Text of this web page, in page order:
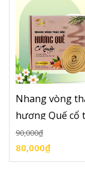
Nhang vòng
hương Quế cổ
24h Hồng
vòng thắp tết,
thơm diụ nhẹ,
90,000₫
80,000₫